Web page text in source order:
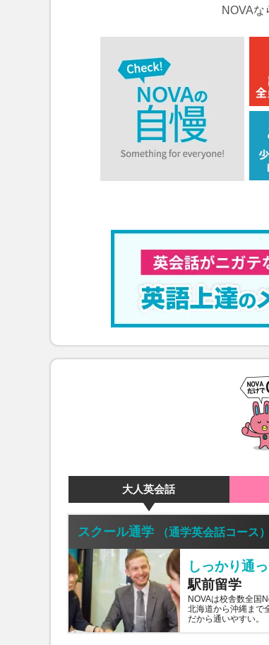
NOVAな
大人英会話
スクール通学 （通学英会話コース）
しっかり通
駅前留学
NOVAは校舎数全国
北海道から沖縄まで
だから通いやすい。